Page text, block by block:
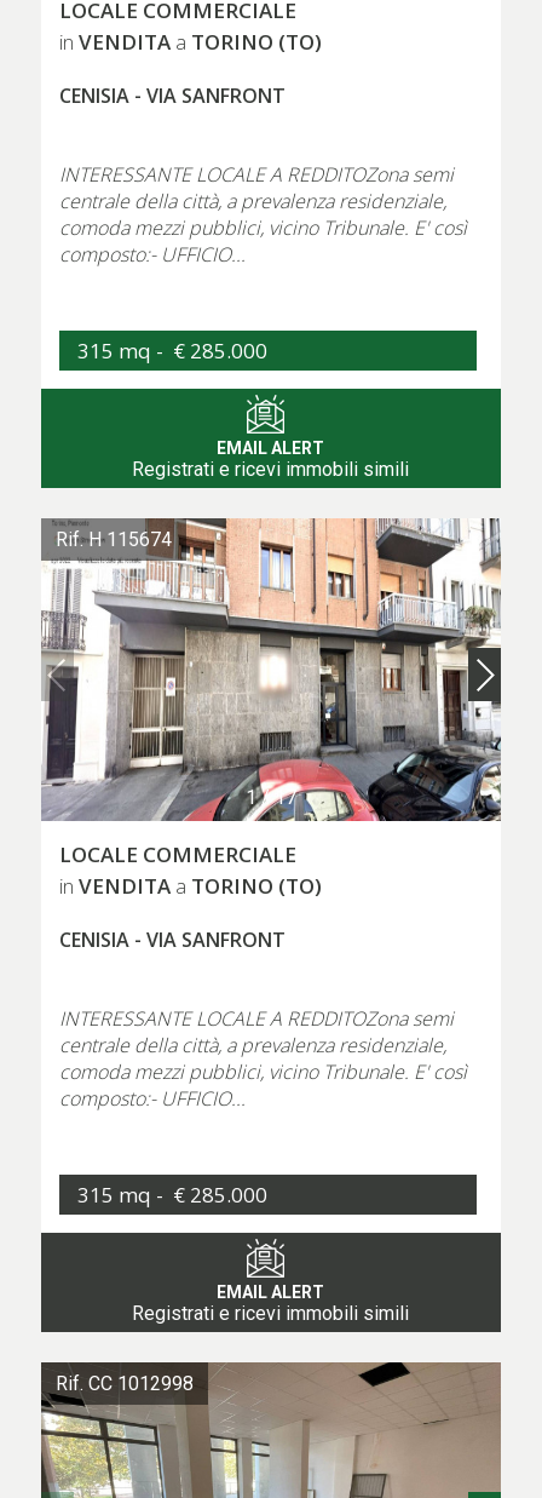
LOCALE COMMERCIALE
in VENDITAa TORINO (TO)
CENISIA - VIA SANFRONT
INTERESSANTE LOCALE A REDDITOZona semi
centrale della città, a prevalenza residenziale,
comoda mezzi pubblici, vicino Tribunale. E' così
composto:- UFFICIO...
315 mq - € 285.000
EMAIL ALERT
Registrati e ricevi immobili simili
1/17
Rif. H 115674
LOCALE COMMERCIALE
in VENDITAa TORINO (TO)
CENISIA - VIA SANFRONT
INTERESSANTE LOCALE A REDDITOZona semi
centrale della città, a prevalenza residenziale,
comoda mezzi pubblici, vicino Tribunale. E' così
composto:- UFFICIO...
315 mq - € 285.000
EMAIL ALERT
Registrati e ricevi immobili simili
Rif. CC 1012998